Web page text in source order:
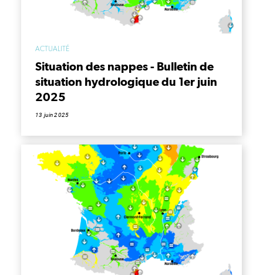
ACTUALITÉ
Situation des nappes - Bulletin de
situation hydrologique du 1er juin
2025
13 juin 2025